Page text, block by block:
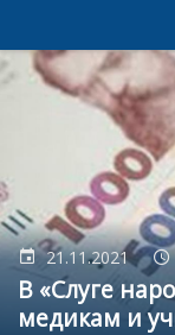
Перейти
содержанию
21.11.2021
В «Слуге
медикам и